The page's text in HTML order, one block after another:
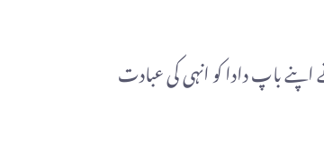
باپ دادا کو انہی کی عبادت